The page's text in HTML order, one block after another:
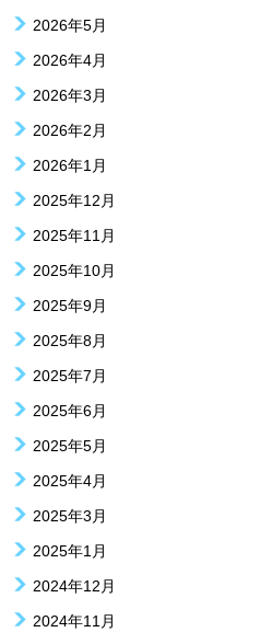
2026年5月
2026年4月
2026年3月
2026年2月
2026年1月
2025年12月
2025年11月
2025年10月
2025年9月
2025年8月
2025年7月
2025年6月
2025年5月
2025年4月
2025年3月
2025年1月
2024年12月
2024年11月